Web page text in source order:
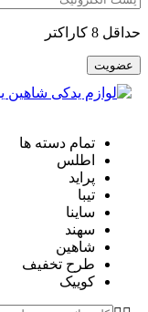
8 کاراکتر
تمام دسته ها
اطلس
پراید
تیبا
ساینا
سهند
شاهین
طرح تخفیف
کوییک